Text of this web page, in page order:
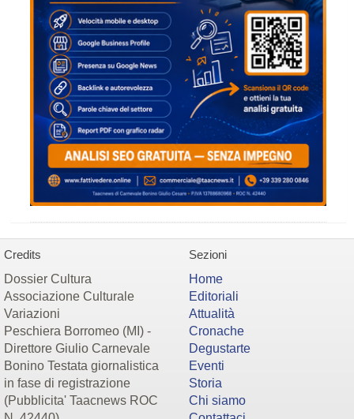
Credits
Dossier Cultura
Associazione Culturale
Variazioni
Peschiera Borromeo (MI) -
Direttore Giulio Carnevale
Bonino Testata giornalistica
in fase di registrazione
(Pubblicita' Taacnews ROC
Sezioni
Home
Editoriali
Attualità
Cronache
Degustarte
Eventi
Storia
Chi siamo